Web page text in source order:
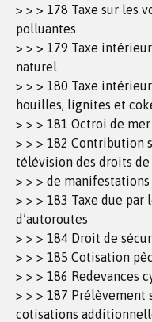
> > > 178 Taxe sur les
polluantes
> > > 179 Taxe
naturel
> > > 180 Taxe
houilles, lignites et
> > > 181 Octroi de mer
> > > 182 Contribution
télévision des droits
> > > de
> > > 183 Taxe due par
d’autoroutes
> > > 184 Droit de
> > > 185 Cotisation
> > > 186 Redevances
> > > 187 Prélèvement
cotisations